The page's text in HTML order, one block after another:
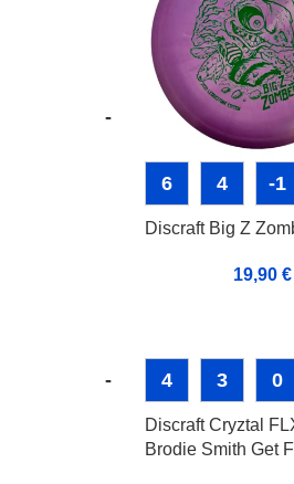
-
-
6 4 -1
Discraft Big Z
19,90 €
4 3 0
Discraft Cryztal
Brodie Smith Get